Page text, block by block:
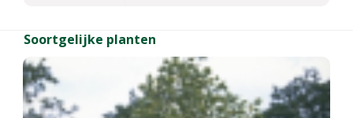
Soortgelijke planten